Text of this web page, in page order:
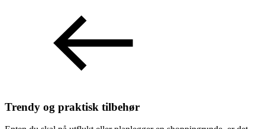
Trendy og praktisk tilbehør